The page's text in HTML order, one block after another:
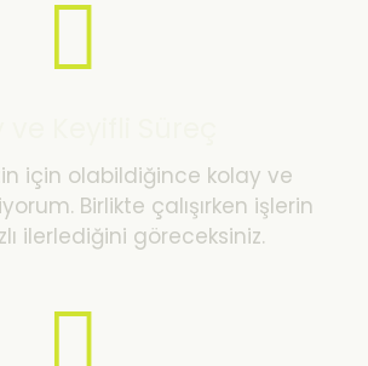
için olabildiğince kolay ve
Birlikte çalışırken işlerin
ilerlediğini göreceksiniz.